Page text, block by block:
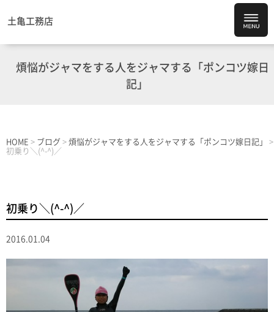
土亀工務店
煩悩がジャマをする人をジャマする「ポンコツ嫁日
記」
HOME > ブログ > 煩悩がジャマをする人をジャマする「ポンコツ嫁日記」
>
初乗り＼(^-^)／
初乗り＼(^-^)／
2016.01.04